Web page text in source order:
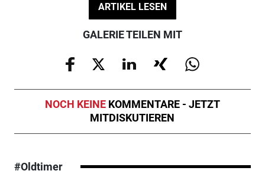
ARTIKEL LESEN
GALERIE TEILEN MIT
NOCH KEINE KOMMENTARE - JETZT
MITDISKUTIEREN
#Oldtimer